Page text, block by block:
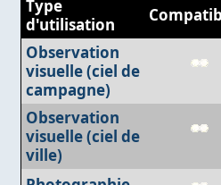
Type
d'utilisation
Observation
visuelle (ciel de
campagne)
Observation
visuelle (ciel de
ville)